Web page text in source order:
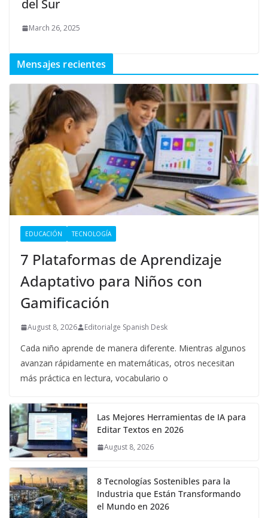
del Sur
March 26, 2025
Mensajes recientes
EDUCACIÓN TECNOLOGÍA
7 Plataformas de Aprendizaje
Adaptativo para Niños con
Gamificación
August 8, 2026 Editorialge Spanish Desk
Cada niño aprende de manera diferente. Mientras algunos
avanzan rápidamente en matemáticas, otros necesitan
más práctica en lectura, vocabulario o
Las Mejores Herramientas de IA para
Editar Textos en 2026
August 8, 2026
8 Tecnologías Sostenibles para la
Industria que Están Transformando
el Mundo en 2026